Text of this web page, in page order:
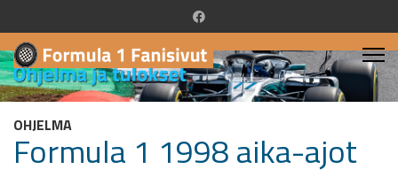
OHJELMA
Formula 1 1998 aika-ajot